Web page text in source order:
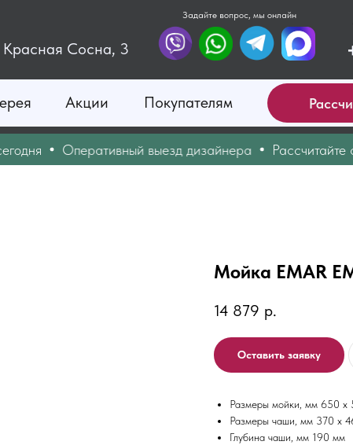
Покупателям
Красная Сосна, 3
Задайте вопрос, мы онлайн
Акции
Оперативный выезд дизайнера Рассчитайте
Мойка EMAR
14 879 р.
Оставить заявку
Размеры мойки, мм 650 x
Размеры чаши, мм 370 x
Глубина чаши, мм 190 мм